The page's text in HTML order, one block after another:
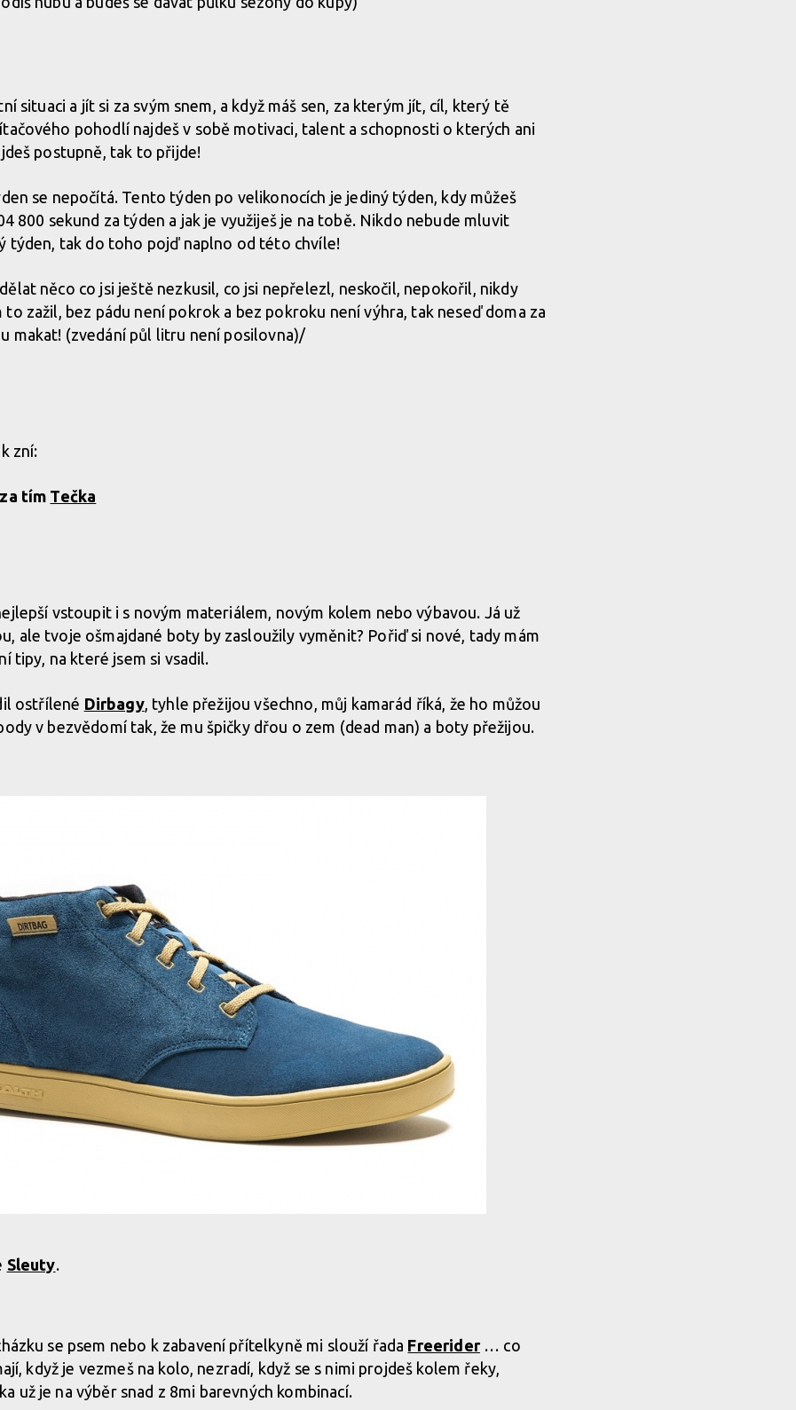
situaci a jít si za svým snem, a když máš sen, za kterým jít, cíl, který tě
pohodlí najdeš v sobě motivaci, talent a schopnosti o kterých ani
postupně, tak to přijde!
se nepočítá. Tento týden po velikonocích je jediný týden, kdy můžeš
800 sekund za týden a jak je využiješ je na tobě. Nikdo nebude mluvit
týden, tak do toho pojď naplno od této chvíle!
něco co jsi ještě nezkusil, co jsi nepřelezl, neskočil, nepokořil, nikdy
to zažil, bez pádu není pokrok a bez pokroku není výhra, tak neseď doma za
makat! (zvedání půl litru není posilovna)/
zní:
tím Tečka
vstoupit i s novým materiálem, novým kolem nebo výbavou. Já už
ale tvoje ošmajdané boty by zasloužily vyměnit? Pořiď si nové, tady mám
tipy, na které jsem si vsadil.
ostřílené Dirbagy, tyhle přežijou všechno, můj kamarád říká, že ho můžou
v bezvědomí tak, že mu špičky dřou o zem (dead man) a boty přežijou.
Sleuty.
se psem nebo k zabavení přítelkyně mi slouží řada Freerider… co
když je vezmeš na kolo, nezradí, když se s nimi projdeš kolem řeky,
už je na výběr snad z 8mi barevných kombinací.